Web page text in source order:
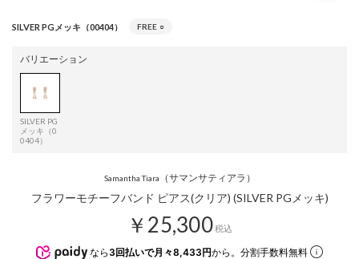
SILVER PGメッキ（00404） FREE ○
バリエーション
SILVER PG
メッキ（0
0404）
Samantha Tiara （サマンサティアラ）
フラワーモチーフバンド ピアス(クリア) (SILVER PGメッキ)
￥25,300税込
なら 3回払いで月々8,433円から。分割手数料無料